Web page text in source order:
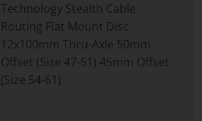
Technology Stealth Cable
Routing Flat Mount Disc
12x100mm Thru-Axle 50mm
Offset (Size 47-51) 45mm Offset
(Size 54-61)